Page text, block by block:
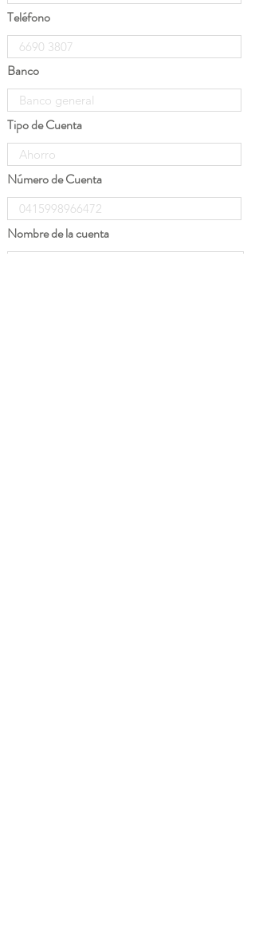
Teléfono
Banco
Tipo de Cuenta
Número de Cuenta
Nombre de la cuenta